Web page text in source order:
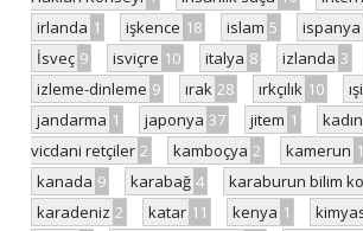
irlanda 1 işkence 18 islam 5 ispanya
İsveç 9 isviçre 10 italya 8 izlanda 3
izleme-dinleme 9 ırak 28 ırkçılık 10
jandarma 1 japonya 37 jitem 1 kadın
vicdani retçiler 2 kamboçya 2 kamerun 1
kanada 9 karabağ 4 karaburun bilim
karadeniz 2 katar 11 kenya 1